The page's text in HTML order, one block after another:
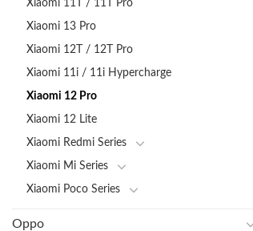
Xiaomi 11T / 11T Pro
Xiaomi 13 Pro
Xiaomi 12T / 12T Pro
Xiaomi 11i / 11i Hypercharge
Xiaomi 12 Pro
Xiaomi 12 Lite
Xiaomi Redmi Series
Xiaomi Mi Series
Xiaomi Poco Series
Oppo